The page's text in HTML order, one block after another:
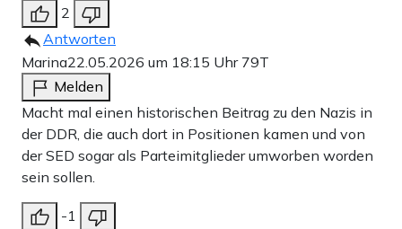
2
Antworten
Marina22.05.2026 um 18:15 Uhr 79T
Melden
Macht mal einen historischen Beitrag zu den Nazis in
der DDR, die auch dort in Positionen kamen und von
der SED sogar als Parteimitglieder umworben worden
sein sollen.
-1